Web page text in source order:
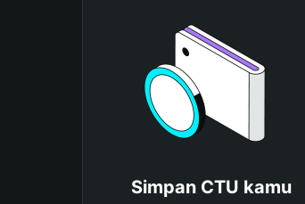
Simpan CTU kamu